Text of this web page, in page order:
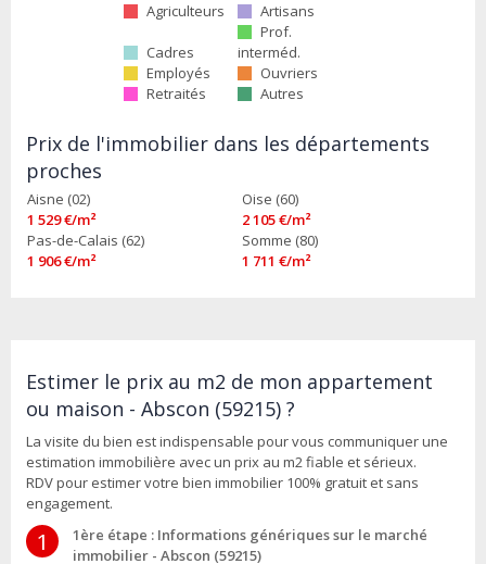
Agriculteurs Artisans
Cadres
Prof.
interméd.
Employés
Ouvriers
Retraités
Autres
Prix de l'immobilier dans les départements
proches
Aisne (02)
1 529 €/m²
Oise (60)
2 105 €/m²
Pas-de-Calais (62)
1 906 €/m²
Somme (80)
1 711 €/m²
Estimer le prix au m2 de mon appartement
ou maison - Abscon (59215) ?
La visite du bien est indispensable pour vous communiquer une
estimation immobilière avec un prix au m2 fiable et sérieux.
RDV pour estimer votre bien immobilier 100% gratuit et sans
engagement.
1
1ère étape : Informations génériques sur le marché
immobilier - Abscon (59215)